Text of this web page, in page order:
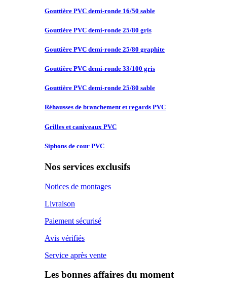
Gouttière PVC demi-ronde 16/50 sable
Gouttière PVC demi-ronde 25/80 gris
Gouttière PVC demi-ronde 25/80 graphite
Gouttière PVC demi-ronde 33/100 gris
Gouttière PVC demi-ronde 25/80 sable
Réhausses de branchement et regards PVC
Grilles et caniveaux PVC
Siphons de cour PVC
Nos services exclusifs
Notices de montages
Livraison
Paiement sécurisé
Avis vérifiés
Service après vente
Les bonnes affaires du moment